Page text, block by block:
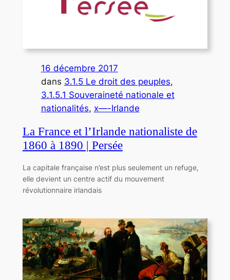
16 décembre 2017
dans 3.1.5 Le droit des peuples
3.1.5.1 Souveraineté nationale et
nationalités, x—-Irlande
La France et l’Irlande nationaliste de
1860 à 1890 | Persée
La capitale française n’est plus seulement un refuge,
elle devient un centre actif du mouvement
révolutionnaire irlandais